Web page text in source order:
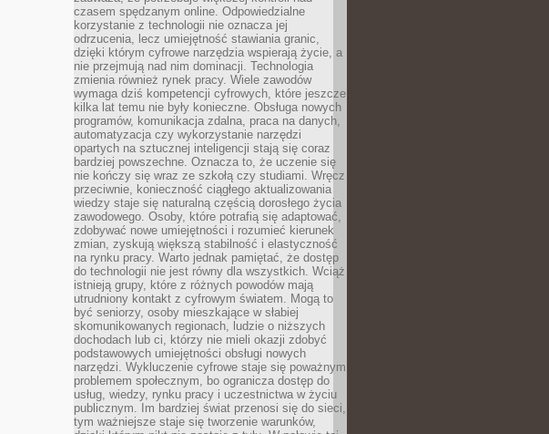
czasem spędzanym online. Odpowiedzialne
korzystanie z technologii nie oznacza jej
odrzucenia, lecz umiejętność stawiania granic,
dzięki którym cyfrowe narzędzia wspierają życie, a
nie przejmują nad nim dominacji. Technologia
zmienia również rynek pracy. Wiele zawodów
wymaga dziś kompetencji cyfrowych, które jeszcze
kilka lat temu nie były konieczne. Obsługa nowych
programów, komunikacja zdalna, praca na danych,
automatyzacja czy wykorzystanie narzędzi
opartych na sztucznej inteligencji stają się coraz
bardziej powszechne. Oznacza to, że uczenie się
nie kończy się wraz ze szkołą czy studiami. Wręcz
przeciwnie, konieczność ciągłego aktualizowania
wiedzy staje się naturalną częścią dorosłego życia
zawodowego. Osoby, które potrafią się adaptować,
zdobywać nowe umiejętności i rozumieć kierunek
zmian, zyskują większą stabilność i elastyczność
na rynku pracy. Warto jednak pamiętać, że dostęp
do technologii nie jest równy dla wszystkich. Wciąż
istnieją grupy, które z różnych powodów mają
utrudniony kontakt z cyfrowym światem. Mogą to
być seniorzy, osoby mieszkające w słabiej
skomunikowanych regionach, ludzie o niższych
dochodach lub ci, którzy nie mieli okazji zdobyć
podstawowych umiejętności obsługi nowych
narzędzi. Wykluczenie cyfrowe staje się poważnym
problemem społecznym, bo ogranicza dostęp do
usług, wiedzy, rynku pracy i uczestnictwa w życiu
publicznym. Im bardziej świat przenosi się do sieci,
tym ważniejsze staje się tworzenie warunków,